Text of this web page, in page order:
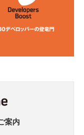
案内